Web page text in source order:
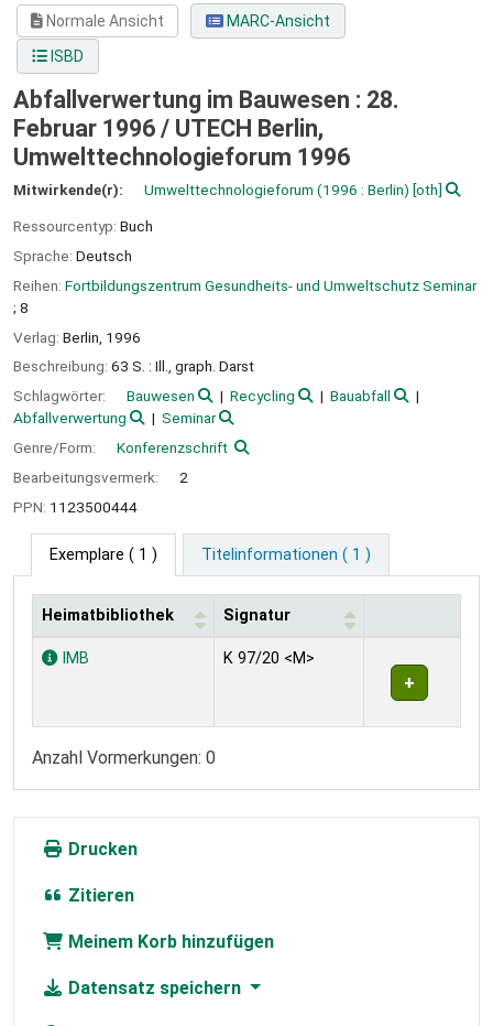
Normale Ansicht
MARC-Ansicht
ISBD
Abfallverwertung im Bauwesen : 28.
Februar 1996 / UTECH Berlin,
Umwelttechnologieforum 1996
Mitwirkende(r): Umwelttechnologieforum (1996 : Berlin) [oth]
Ressourcentyp: Buch
Sprache: Deutsch
Reihen: Fortbildungszentrum Gesundheits- und Umweltschutz Seminar
; 8
Verlag: Berlin, 1996
Beschreibung: 63 S. : Ill., graph. Darst
Schlagwörter:
Bauwesen Recycling
Bauabfall
Abfallverwertung
Seminar
Genre/Form:
Konferenzschrift
Bearbeitungsvermerk:
2
PPN: 1123500444
Exemplare ( 1 ) Titelinformationen ( 1 )
Exemplare
Heimatbibliothek Signatur
IMB K 97/20 <M>
Anzahl Vormerkungen: 0
Drucken
Zitieren
Meinem Korb hinzufügen
Datensatz speichern